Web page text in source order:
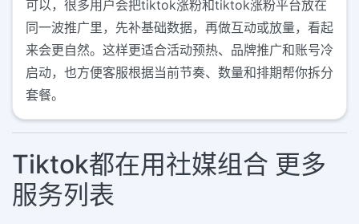
可以，很多用户会把tiktok涨粉和tiktok涨粉平台放在
同一波推广里，先补基础数据，再做互动或放量，看起
来会更自然。这样更适合活动预热、品牌推广和账号冷
启动，也方便客服根据当前节奏、数量和排期帮你拆分
套餐。
Tiktok都在用社媒组合 更多
服务列表